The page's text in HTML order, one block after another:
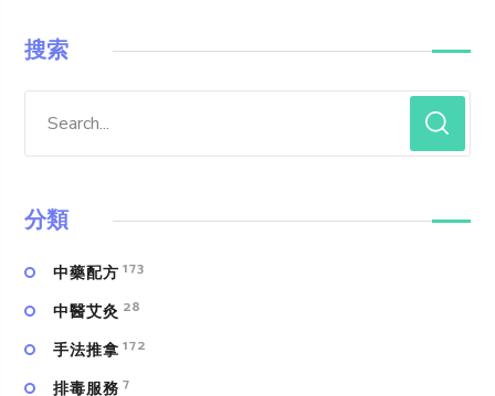
搜索
分類
中藥配方 173
中醫艾灸 28
手法推拿 172
排毒服務 7